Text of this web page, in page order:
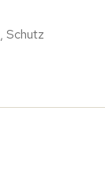
, Schutz